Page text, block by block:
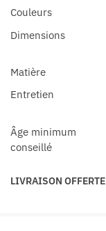
Couleurs
Dimensions
Matière
Entretien
Âge minimum
conseillé
LIVRAISON OFFERTE